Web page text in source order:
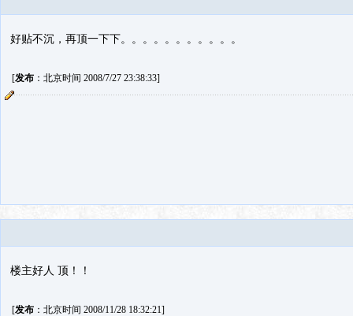
好贴不沉，再顶一下下。。。。。。。。。。。
[发布：北京时间 2008/7/27 23:38:33]
楼主好人 顶！！
[发布：北京时间 2008/11/28 18:32:21]